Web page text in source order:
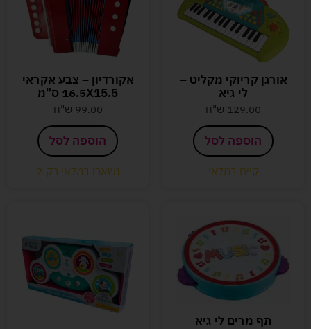
אורגן קריוקי מקליט –
לי גיא
129.00 ש"ח
הוספה לסל
קיים במלאי
אקורדיון – צבע אקראי
16.5X15.5 ס"מ
99.00 ש"ח
הוספה לסל
נשארו במלאי רק 2
תף מרים לי גיא